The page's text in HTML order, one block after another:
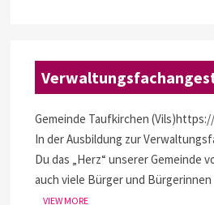
Gemeinde Taufkirchen
In der Ausbildung zur
Du das „Herz“ unserer Gemeinde
auch viele Bürger und
VIEW MORE